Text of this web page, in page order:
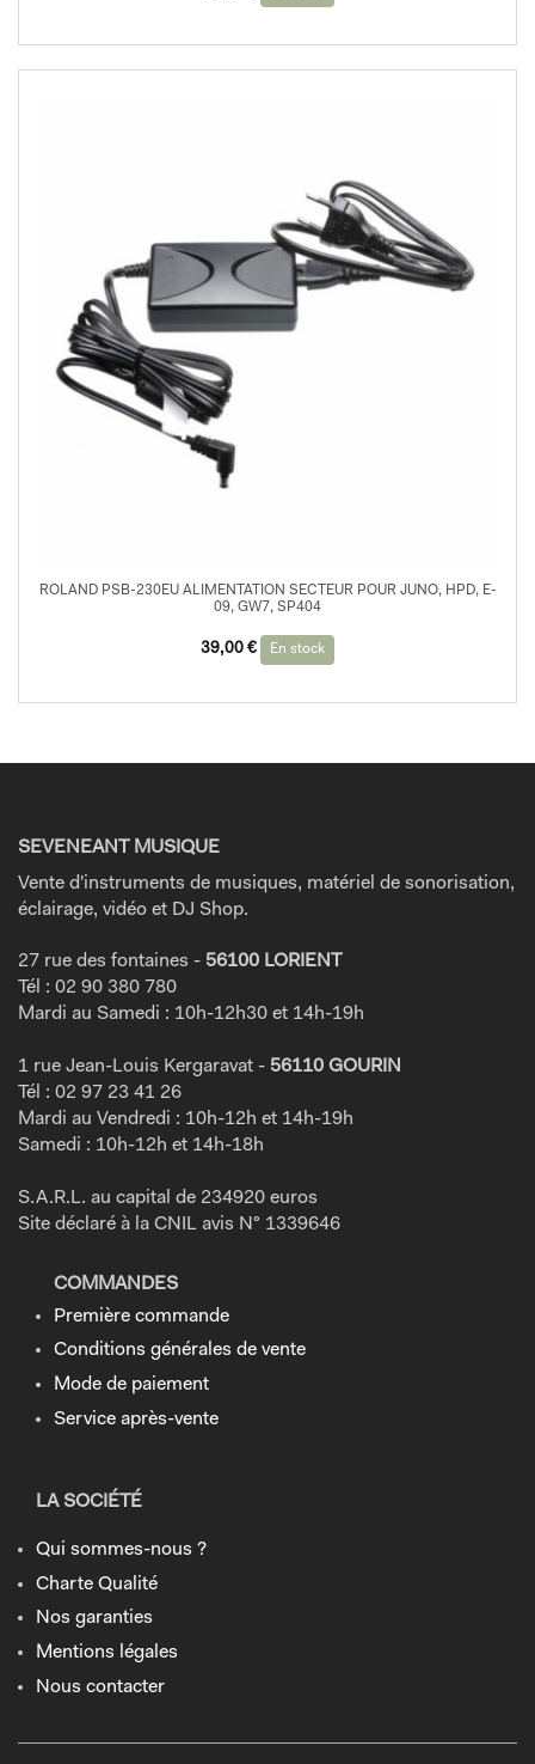
ROLAND PSB-230EU ALIMENTATION SECTEUR POUR JUNO, HPD, E-
09, GW7, SP404
39,00 € En stock
SEVENEANT MUSIQUE
Vente d'instruments de musiques, matériel de sonorisation,
éclairage, vidéo et DJ Shop.
27 rue des fontaines - 56100 LORIENT
Tél : 02 90 380 780
Mardi au Samedi : 10h-12h30 et 14h-19h
1 rue Jean-Louis Kergaravat - 56110 GOURIN
Tél : 02 97 23 41 26
Mardi au Vendredi : 10h-12h et 14h-19h
Samedi : 10h-12h et 14h-18h
S.A.R.L. au capital de 234920 euros
Site déclaré à la CNIL avis N° 1339646
COMMANDES
Première commande
Conditions générales de vente
Mode de paiement
Service après-vente
LA SOCIÉTÉ
Qui sommes-nous ?
Charte Qualité
Nos garanties
Mentions légales
Nous contacter